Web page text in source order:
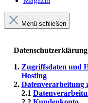
Menü schließen
Datenschutzerklärung
1. Zugriffsdaten und
Hosting
2. Datenverarbeitung
2.1